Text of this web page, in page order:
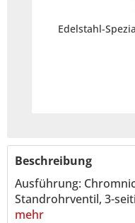
Edelstahl-
Beschreibung
Ausführung:
Standrohrventil, 3-
mehr